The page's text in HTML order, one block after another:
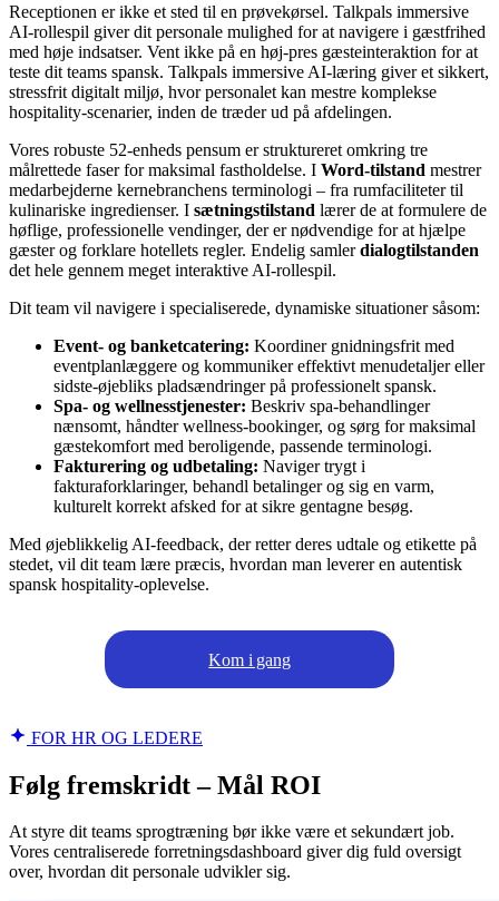
Receptionen er ikke et sted til en prøvekørsel. Talkpals immersive
AI-rollespil giver dit personale mulighed for at navigere i gæstfrihed
med høje indsatser. Vent ikke på en høj-pres gæsteinteraktion for at
teste dit teams spansk. Talkpals immersive AI-læring giver et sikkert,
stressfrit digitalt miljø, hvor personalet kan mestre komplekse
hospitality-scenarier, inden de træder ud på afdelingen.
Vores robuste 52-enheds pensum er struktureret omkring tre
målrettede faser for maksimal fastholdelse. I Word-tilstand mestrer
medarbejderne kernebranchens terminologi – fra rumfaciliteter til
kulinariske ingredienser. I sætningstilstand lærer de at formulere de
høflige, professionelle vendinger, der er nødvendige for at hjælpe
gæster og forklare hotellets regler. Endelig samlerdialogtilstanden
det hele gennem meget interaktive AI-rollespil.
Dit team vil navigere i specialiserede, dynamiske situationer såsom:
Event- og banketcatering: Koordiner gnidningsfrit med
eventplanlæggere og kommuniker effektivt menudetaljer eller
sidste-øjebliks pladsændringer på professionelt spansk.
Spa- og wellnesstjenester: Beskriv spa-behandlinger
nænsomt, håndter wellness-bookinger, og sørg for maksimal
gæstekomfort med beroligende, passende terminologi.
Fakturering og udbetaling: Naviger trygt i
fakturaforklaringer, behandl betalinger og sig en varm,
kulturelt korrekt afsked for at sikre gentagne besøg.
Med øjeblikkelig AI-feedback, der retter deres udtale og etikette på
stedet, vil dit team lære præcis, hvordan man leverer en autentisk
spansk hospitality-oplevelse.
Kom i gang
FOR HR OG LEDERE
Følg fremskridt – Mål ROI
At styre dit teams sprogtræning bør ikke være et sekundært job.
Vores centraliserede forretningsdashboard giver dig fuld oversigt
over, hvordan dit personale udvikler sig.